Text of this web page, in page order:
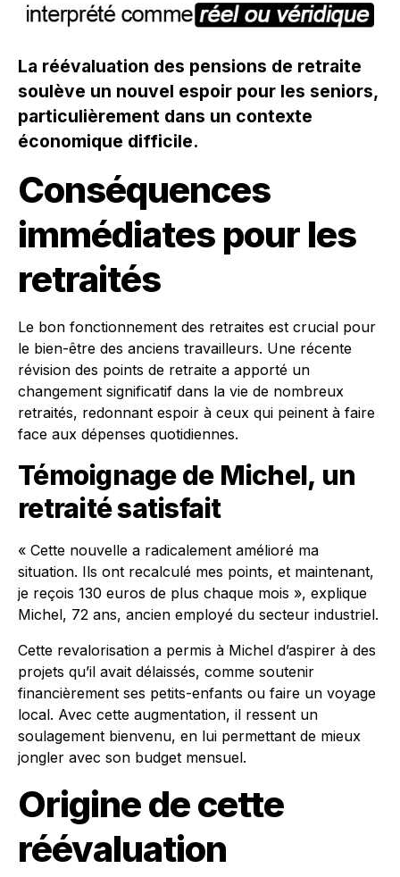
La réévaluation des pensions de retraite
soulève un nouvel espoir pour les seniors,
particulièrement dans un contexte
économique difficile.
Conséquences
immédiates pour les
retraités
Le bon fonctionnement des retraites est crucial pour
le bien-être des anciens travailleurs. Une récente
révision des points de retraite a apporté un
changement significatif dans la vie de nombreux
retraités, redonnant espoir à ceux qui peinent à faire
face aux dépenses quotidiennes.
Témoignage de Michel, un
retraité satisfait
« Cette nouvelle a radicalement amélioré ma
situation. Ils ont recalculé mes points, et maintenant,
je reçois 130 euros de plus chaque mois », explique
Michel, 72 ans, ancien employé du secteur industriel.
Cette revalorisation a permis à Michel d’aspirer à des
projets qu’il avait délaissés, comme soutenir
financièrement ses petits-enfants ou faire un voyage
local. Avec cette augmentation, il ressent un
soulagement bienvenu, en lui permettant de mieux
jongler avec son budget mensuel.
Origine de cette
réévaluation